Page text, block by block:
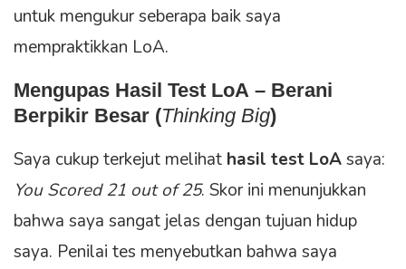
untuk mengukur seberapa baik saya
mempraktikkan LoA.
Mengupas Hasil Test LoA – Berani
Berpikir Besar (Thinking Big)
Saya cukup terkejut melihat hasil test LoAsaya:
You Scored 21 out of 25. Skor ini menunjukkan
bahwa saya sangat jelas dengan tujuan hidup
saya. Penilai tes menyebutkan bahwa saya